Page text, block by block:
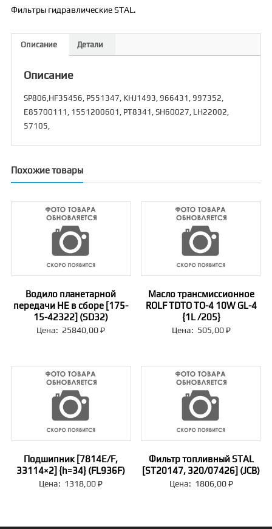
Фильтры гидравлические STAL.
Описание Детали
Описание
SP806,HF35456, P551347, KHJ1493, 966431, 997352,
E85700111, 1551200601, PT8341, SH60027, LH22002,
57105,
Похожие товары
Водило планетарной
передачи НЕ в сборе [175-
15-42322] (SD32)
Цена: 25840,00₽
Масло трансмиссионное
ROLF TDTO TO-4 10W GL-4
{1L /205}
Цена: 505,00₽
Подшипник [7814E/F,
33114×2] {h=34} (FL936F)
Цена: 1318,00₽
Фильтр топливный STAL
[ST20147, 320/07426] (JCB)
Цена: 1806,00₽